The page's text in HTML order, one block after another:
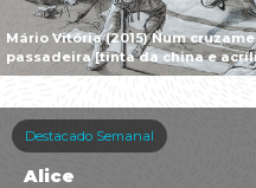
Mário Vitória (2015) Num
passadeira [tinta da china e
Destacado Semanal
Alice